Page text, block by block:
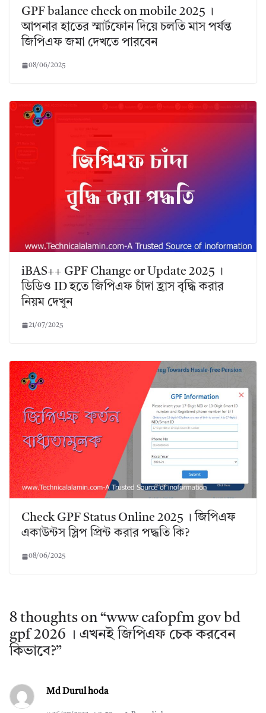
GPF balance check on mobile 2025 ।
আপনার হাতের স্মার্টফোন দিয়ে চলতি মাস পর্যন্ত
জিপিএফ জমা দেখতে পারবেন
08/06/2025
iBAS++ GPF Change or Update 2025 ।
ডিডিও ID হতে জিপিএফ চাঁদা হ্রাস বৃদ্ধি করার
নিয়ম দেখুন
21/07/2025
Check GPF Status Online 2025 । জিপিএফ
একাউন্টস স্লিপ প্রিন্ট করার পদ্ধতি কি?
08/06/2025
8 thoughts on “www cafopfm gov bd
gpf 2026 । এখনই জিপিএফ চেক করবেন
কিভাবে?”
Md Durul hoda